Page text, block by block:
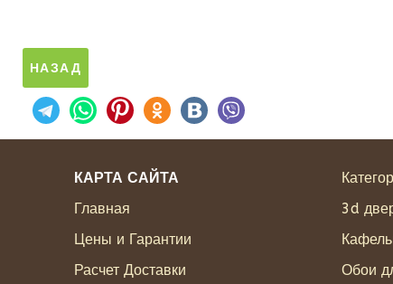
КАРТА САЙТА
Главная
Цены и Гарантии
Расчет Доставки
3d
Обои